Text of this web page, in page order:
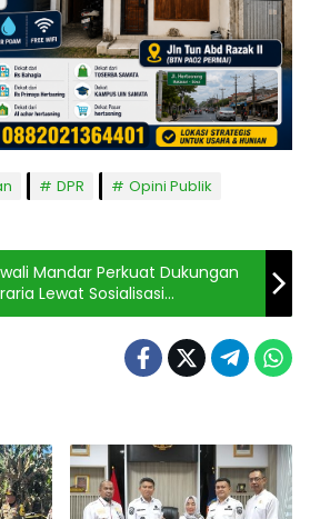
DPR
Opini Publik
Mandar Perkuat Dukungan
Lewat Sosialisasi